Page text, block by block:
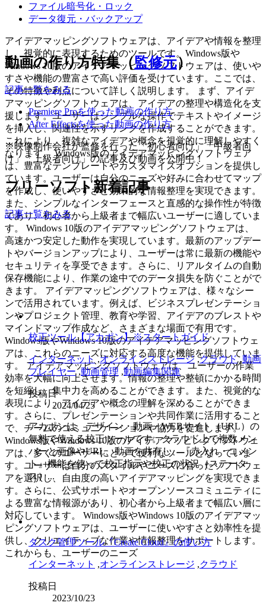
ファイル暗号化・ロック
データ復元・バックアップ
アイデアマッピングソフトウェアは、アイデアや情報を整理
し、視覚的に表現するためのツールです。Windows版や
Windows 10版のアイデアマッピングソフトウェアは、使いや
すさや機能の豊富さで高い評価を受けています。ここでは、
その特徴や利点について詳しく説明します。 まず、アイデ
アマッピングソフトウェアは、アイデアの整理や構造化を支
援します。ユーザーはシンプルな操作でテキストやイメージ
を挿入し、関連性を示すリンクを作成することができます。
これにより、複雑なアイデアや概念を視覚的に理解しやすく
なります。 Windows版のアイデアマッピングソフトウェア
は、豊富なテンプレートやカスタマイズオプションを提供し
ています。ユーザーは自分のニーズや好みに合わせてマップ
を作成し、使いやすさと効果的な情報整理を実現できます。
また、シンプルなインターフェースと直感的な操作性が特徴
であり、初心者から上級者まで幅広いユーザーに適していま
す。 Windows 10版のアイデアマッピングソフトウェアは、
高速かつ安定した動作を実現しています。最新のアップデー
トやバージョンアップにより、ユーザーは常に最新の機能や
セキュリティを享受できます。さらに、リアルタイムの自動
保存機能により、作業の途中でのデータ損失を防ぐことがで
きます。 アイデアマッピングソフトウェアは、様々なシー
ンで活用されています。例えば、ビジネスプレゼンテーショ
ンやプロジェクト管理、教育や学習、アイデアのブレストや
マインドマップ作成など、さまざまな場面で有用です。
Windows版やWindows 10版のアイデアマッピングソフトウェ
アは、これらのニーズに対応する高度な機能を提供していま
す。 アイデアマッピングソフトウェアは、ユーザーの作業
効率を大幅に向上させます。情報の整理や整頓にかかる時間
を短縮し、集中力を高めることができます。また、視覚的な
表現により、アイデアや概念の理解を深めることができま
す。さらに、プレゼンテーションや共同作業に活用すること
で、チームのコミュニケーションや協力を促進します。
Windows版やWindows 10版のアイデアマッピングソフトウェ
アは、多くのユーザーにとって便利なツールとなっていま
す。ユーザーは自分のスタイルやニーズに合ったソフトウェ
アを選択し、自由度の高いアイデアマッピングを実現できま
す。さらに、公式サポートやオープンソースコミュニティに
よる豊富な情報源があり、初心者から上級者まで幅広い層に
対応しています。 Windows版やWindows 10版のアイデアマッ
ピングソフトウェアは、ユーザーに使いやすさと効率性を提
供し、クリエイティブな作業や情報整理をサポートします。
これからも、ユーザーのニーズ
動画の作り方特集（監修元）
記事一覧をみる
Premiere Proを使った動画の作り方
After Effectsを使った動画の作り方
※映像制作会社が監修を行った「初心者向け」「中級者向
け」「上級者向け」の記事及び動画を公開中！
フリーソフト新着記事
記事一覧をみる
校正ツール【アカポン】※スタートガイド
インターネット ,オンラインストレージ ,クラウド,動画
プレイヤー,動画管理 ,動画編集関連
投稿日
2024/04/25
アカポンは、デザイン・動画・WEBサイト（URL）の
無料で使える校正ツールです。クラウド上で複数メン
バーと画像やURL、動画を共有し、『赤入れ・コメン
ト』機能を使って校正指示や校正の状況（ステータ
ス）...
タスク管理ツール『Create Cloud』の使い方
インターネット ,オンラインストレージ ,クラウド
投稿日
2023/10/23